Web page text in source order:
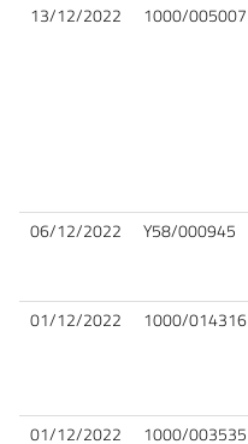
13/12/2022 1000/005007
06/12/2022 Y58/000945
01/12/2022 1000/014316
01/12/2022 1000/003535